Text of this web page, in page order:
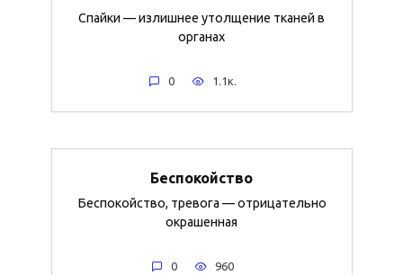
Спайки — излишнее утолщение тканей в
органах
0 1.1к.
Беспокойство
Беспокойство, тревога — отрицательно
окрашенная
0 960